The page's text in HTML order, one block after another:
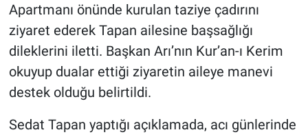
Apartmanı önünde kurulan taziye çadırını
ziyaret ederek Tapan ailesine başsağlığı
dileklerini iletti. Başkan Arı’nın Kur’an-ı Kerim
okuyup dualar ettiği ziyaretin aileye manevi
destek olduğu belirtildi.
Sedat Tapan yaptığı açıklamada, acı günlerinde
Kültür - Sanat
Politika
Magazin
Çevre